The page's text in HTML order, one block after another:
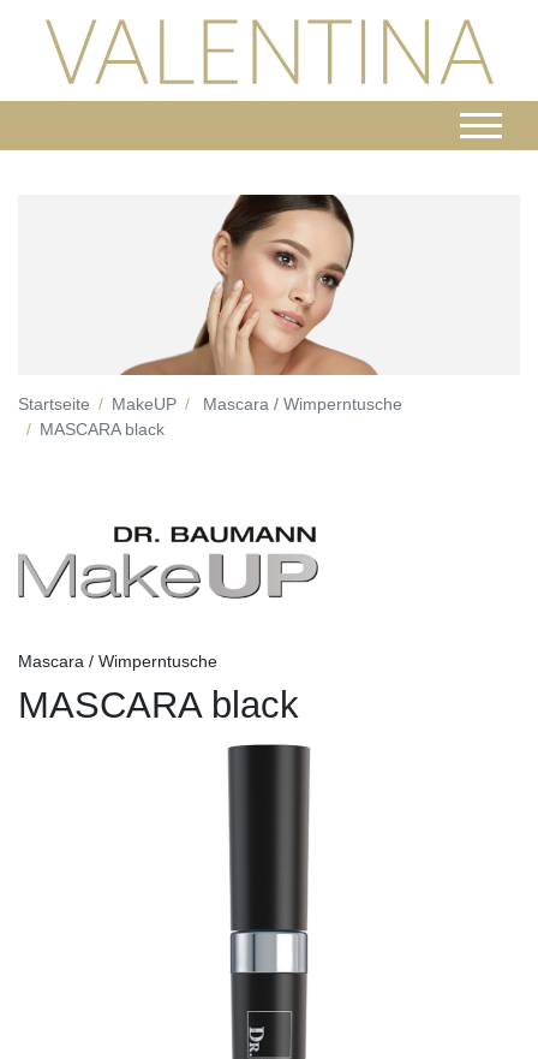
Startseite MakeUP
Mascara / Wimperntusche
MASCARA black
Mascara / Wimperntusche
MASCARA black